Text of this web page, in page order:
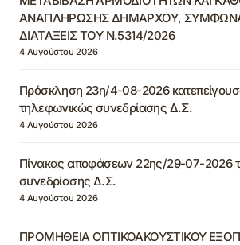
ΑΝΑΠΛΗΡΩΣΗΣ ΔΗΜΑΡΧΟΥ,
ΔΙΑΤΑΞΕΙΣ ΤΟΥ Ν.5314/2026
4 Αυγούστου 2026
Πρόσκληση 23η/4-08-2026
τηλεφωνικώς συνεδρίασης Δ.Σ.
4 Αυγούστου 2026
Πίνακας αποφάσεων 22ης/29-07-2026
συνεδρίασης Δ.Σ.
4 Αυγούστου 2026
ΠΡΟΜΗΘΕΙΑ ΟΠΤΙΚΟΑΚΟΥΣΤΙΚΟΥ